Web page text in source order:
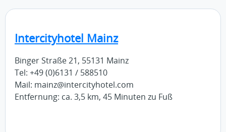
Intercityhotel Mainz
Binger Straße 21, 55131 Mainz
Tel: +49 (0)6131 / 588510
Mail: mainz@intercityhotel.com
Entfernung: ca. 3,5 km, 45 Minuten zu Fuß